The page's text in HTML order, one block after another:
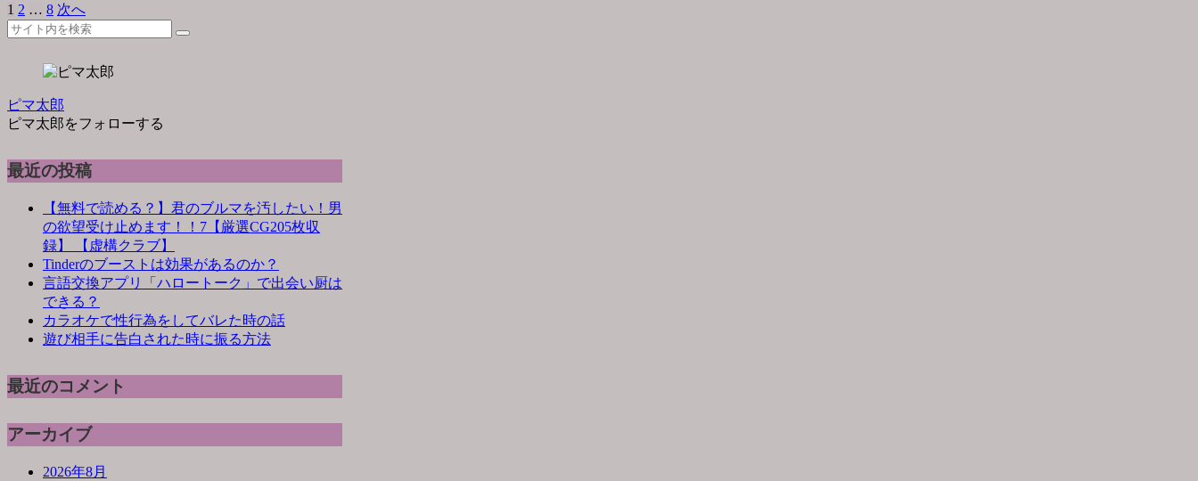
1 2 … 8 次へ
ピマ太郎
ピマ太郎をフォローする
最近の投稿
【無料で読める？】君のブルマを汚したい！男
の欲望受け止めます！！7【厳選CG205枚収
録】 【虚構クラブ】
Tinderのブーストは効果があるのか？
言語交換アプリ「ハロートーク」で出会い厨は
できる？
カラオケで性行為をしてバレた時の話
遊び相手に告白された時に振る方法
最近のコメント
アーカイブ
2026年8月